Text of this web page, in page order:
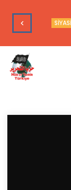
Çıkarlarına